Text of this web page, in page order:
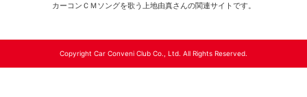
カーコンＣＭソングを歌う上地由真さんの関連サイトです。
Copyright Car Conveni Club Co., Ltd. All Rights Reserved.